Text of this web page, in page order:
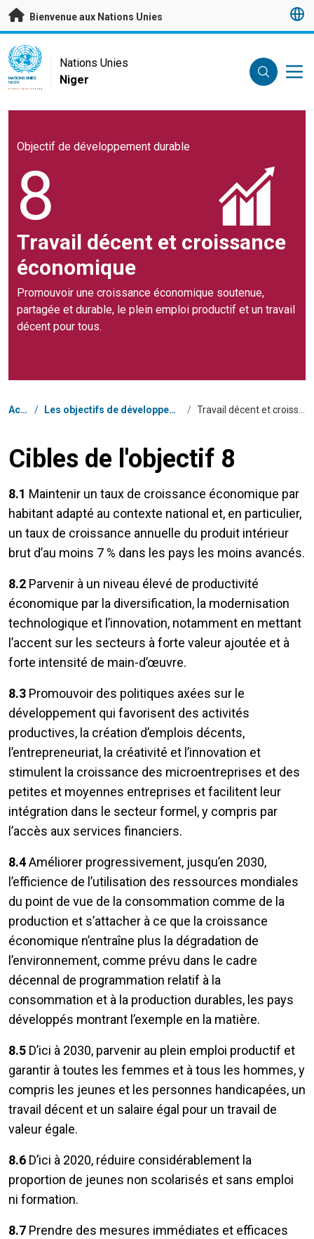
Passer au contenu principal
Bienvenue aux Nations Unies
UN Logo
NATIONS UNIES
NIGER
Nations Unies
Niger
Objectif de développement durable
8
Travail décent et croissance
économique
Promouvoir une croissance économique soutenue,
partagée et durable, le plein emploi productif et un travail
décent pour tous.
Fil d'Ariane
Accueil / Les objectifs de développement durable au Niger /
Cibles de l'objectif 8
8.1 Maintenir un taux de croissance économique par
habitant adapté au contexte national et, en particulier,
un taux de croissance annuelle du produit intérieur
brut d’au moins 7 % dans les pays les moins avancés.
8.2 Parvenir à un niveau élevé de productivité
économique par la diversification, la modernisation
technologique et l’innovation, notamment en mettant
l’accent sur les secteurs à forte valeur ajoutée et à
forte intensité de main-d’œuvre.
8.3 Promouvoir des politiques axées sur le
développement qui favorisent des activités
productives, la création d’emplois décents,
l’entrepreneuriat, la créativité et l’innovation et
stimulent la croissance des microentreprises et des
petites et moyennes entreprises et facilitent leur
intégration dans le secteur formel, y compris par
l’accès aux services financiers.
8.4Améliorer progressivement, jusqu’en 2030,
l’efficience de l’utilisation des ressources mondiales
du point de vue de la consommation comme de la
production et s’attacher à ce que la croissance
économique n’entraîne plus la dégradation de
l’environnement, comme prévu dans le cadre
décennal de programmation relatif à la
consommation et à la production durables, les pays
développés montrant l’exemple en la matière.
8.5 D’ici à 2030, parvenir au plein emploi productif et
garantir à toutes les femmes et à tous les hommes, y
compris les jeunes et les personnes handicapées, un
travail décent et un salaire égal pour un travail de
valeur égale.
8.6 D’ici à 2020, réduire considérablement la
proportion de jeunes non scolarisés et sans emploi
ni formation.
8.7 Prendre des mesures immédiates et efficaces